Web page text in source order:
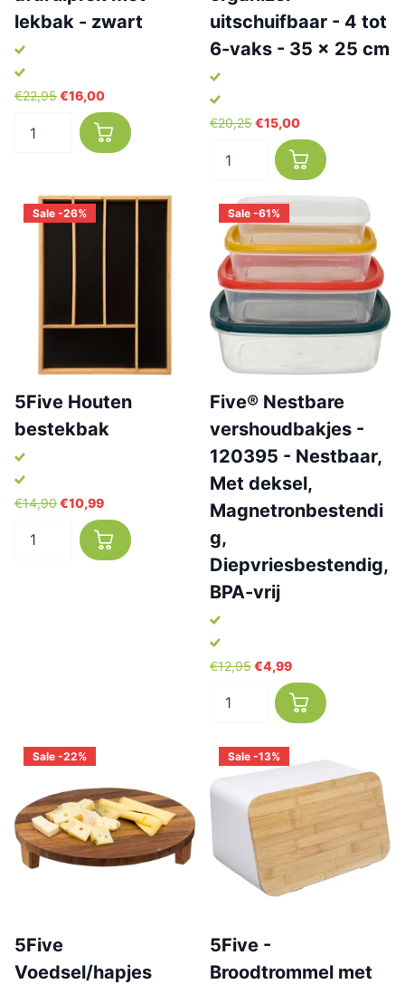
lekbak - zwart
€22,95€16,00
uitschuifbaar - 4 tot
6-vaks - 35 x 25 cm
€20,25€15,00
Sale -26%
5Five Houten
bestekbak
€14,90€10,99
Sale -61%
Five® Nestbare
vershoudbakjes -
120395 - Nestbaar,
Met deksel,
Magnetronbestendi
g,
Diepvriesbestendig,
BPA-vrij
€12,95€4,99
Sale -22%
5Five
Voedsel/hapjes
Sale -13%
5Five -
Broodtrommel met